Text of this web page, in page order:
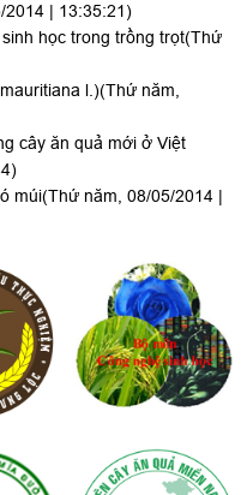
| 13:35:21)
học trong trồng trọt(Thứ
l.)(Thứ năm,
cây ăn quả mới ở Việt
múi(Thứ năm, 08/05/2014 |